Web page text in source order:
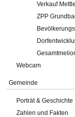
Verkauf
ZPP
Webcam
Gemeinde
Porträt & Geschichte
Zahlen und Fakten